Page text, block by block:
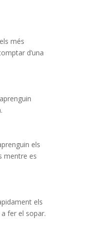
més
d’una
els
mentre es
els
fer el sopar.